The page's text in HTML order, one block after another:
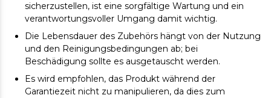
sicherzustellen, ist eine sorgfältige Wartung und ein
verantwortungsvoller Umgang damit wichtig.
Die Lebensdauer des Zubehörs hängt von der Nutzung
und den Reinigungsbedingungen ab; bei
Beschädigung sollte es ausgetauscht werden.
Es wird empfohlen, das Produkt während der
Garantiezeit nicht zu manipulieren, da dies zum